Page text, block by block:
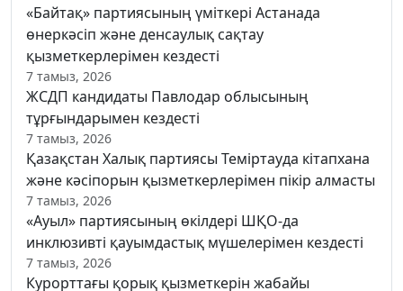
«Байтақ» партиясының үміткері Астанада
өнеркәсіп және денсаулық сақтау
қызметкерлерімен кездесті
7 тамыз, 2026
ЖСДП кандидаты Павлодар облысының
тұрғындарымен кездесті
7 тамыз, 2026
Қазақстан Халық партиясы Теміртауда кітапхана
және кәсіпорын қызметкерлерімен пікір алмасты
7 тамыз, 2026
«Ауыл» партиясының өкілдері ШҚО-да
инклюзивті қауымдастық мүшелерімен кездесті
7 тамыз, 2026
Курорттағы қорық қызметкерін жабайы